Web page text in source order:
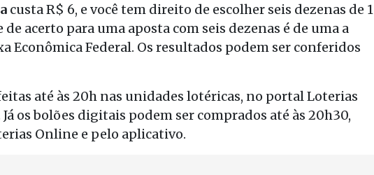
custa R$ 6, e você tem direito de escolher seis dezenas de 1
de acerto para uma aposta com seis dezenas é de uma a
Econômica Federal. Os resultados podem ser conferidos
até às 20h nas unidades lotéricas, no portal Loterias
os bolões digitais podem ser comprados até às 20h30,
Online e pelo aplicativo.